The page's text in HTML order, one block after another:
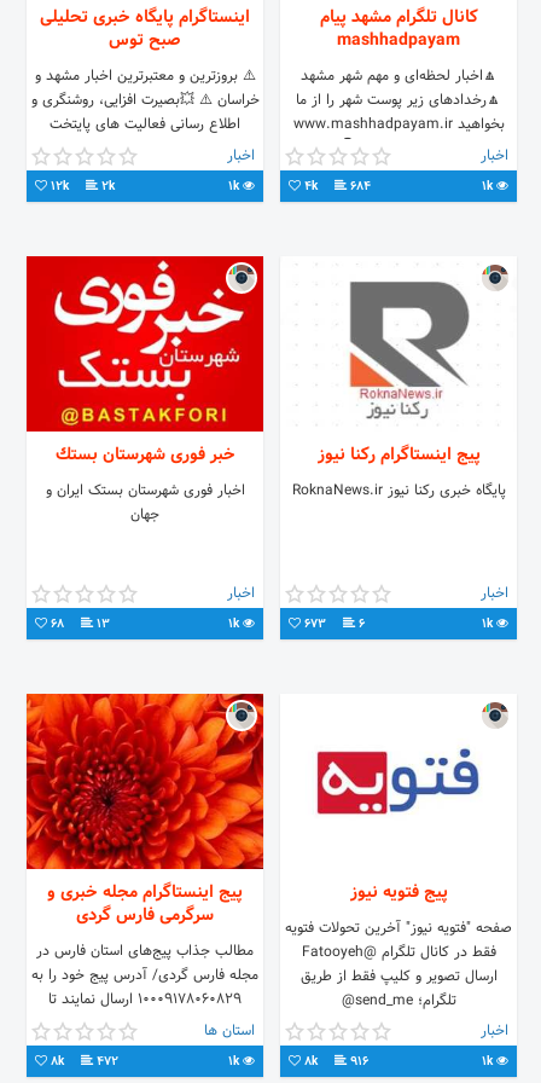
کانال تلگرام مشهد پیام
mashhadpayam
🔼اخبار لحظه‌ای و مهم شهر مشهد
🔼رخداد‌های زیر پوست شهر را از ما
بخواهید www.mashhadpayam.ir
🔹کانال تلگرام ما 👇
https://t.me/joinchat/AAAAAEDt3oJFMFdQnPnOpQ
اخبار
1k
684
4k
اینستاگرام پایگاه خبری تحلیلی
صبح توس
⚠️ بروزترین و معتبرترین اخبار مشهد و
خراسان ⚠️ 💥بصیرت افزایی، روشنگری و
اطلاع رسانی فعالیت های پایتخت
فرهنگی جهان اسلام 🔹عضویت در کانال
تلگرام ما 👇
http://t.me/joinchat/AAAAAEArgOC-
اخبار
1k
2k
12k
پیج اینستاگرام رکنا نیوز
پایگاه خبری رکنا نیوز RoknaNews.ir
اخبار
1k
6
673
خبر فوری شهرستان بستك
اخبار فوری شهرستان بستک ايران و
جهان
اخبار
1k
13
68
پیج فتويه نیوز
صفحه "فتويه نيوز" آخرين تحولات فتويه
فقط در كانال تلگرام @Fatooyeh
ارسال تصوير و كليپ فقط از طريق
تلگرام؛ ‏send_me@
اخبار
1k
916
8k
پیج اینستاگرام مجله خبری و
سرگرمی فارس گردی
مطالب جذاب پیج‌های استان فارس در
مجله فارس گردی/ آدرس پیج خود را به
10009178060829 ارسال نمایند تا
مطالب پیج شما با ذکر منبع منتشر شود
استان ها
1k
472
8k